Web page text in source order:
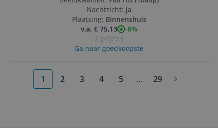
Nachtzicht: Ja
Plaatsing: Binnenshuis
v.a. € 75,13
-8%
2 prijzen
Ga naar goedkoopste
1 2 3 4 5 ...More pages
29